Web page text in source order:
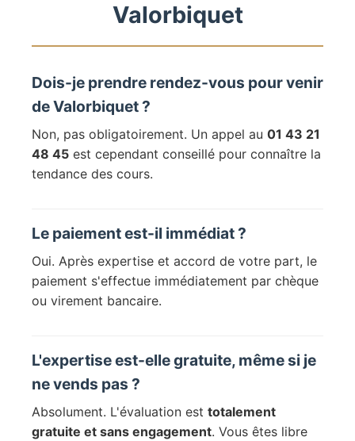
Valorbiquet
Dois-je prendre rendez-vous pour venir
de Valorbiquet ?
Non, pas obligatoirement. Un appel au 01 43 21
48 45 est cependant conseillé pour connaître la
tendance des cours.
Le paiement est-il immédiat ?
Oui. Après expertise et accord de votre part, le
paiement s'effectue immédiatement par chèque
ou virement bancaire.
L'expertise est-elle gratuite, même si je
ne vends pas ?
Absolument. L'évaluation est totalement
gratuite et sans engagement. Vous êtes libre